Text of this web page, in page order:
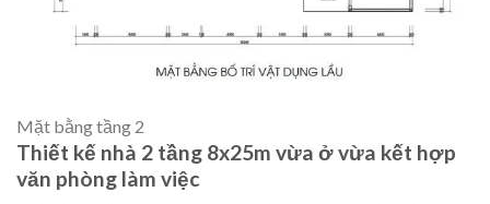
Mặt bằng tầng 2
Thiết kế nhà 2 tầng 8x25m vừa ở vừa kết hợp
văn phòng làm việc